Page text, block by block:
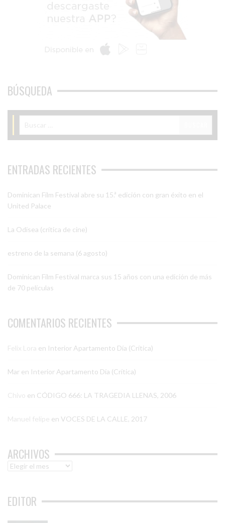
BÚSQUEDA
ENTRADAS RECIENTES
Dominican Film Festival abre su 15.ª edición con gran éxito en el
United Palace
La Odisea (crítica de cine)
estreno de la semana (6 agosto)
Dominican Film Festival marca sus 15 años con una edición de más
de 70 películas
COMENTARIOS RECIENTES
Felix Lora en Interior Apartamento Día (Crítica)
Mar en Interior Apartamento Día (Crítica)
Chivo en CÓDIGO 666: LA TRAGEDIA LLENAS, 2006
Manuel felipe en VOCES DE LA CALLE, 2017
ARCHIVOS
Archivos
EDITOR